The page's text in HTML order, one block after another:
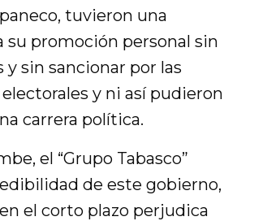
tuvieron una
su promoción personal sin
sin sancionar por las
y ni así pudieron
carrera política.
el “Grupo Tabasco”
de este gobierno,
el corto plazo perjudica